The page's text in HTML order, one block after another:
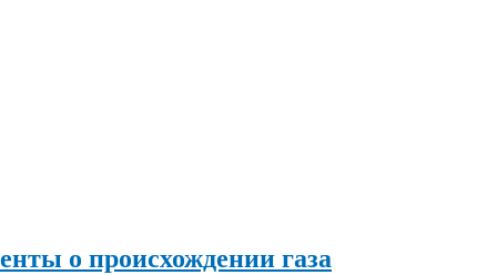
о происхождении газа